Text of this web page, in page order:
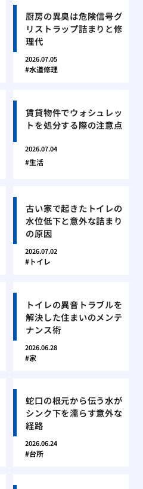
厨房の異臭は危険信号グ
リストラップ詰まりと修
理代
2026.07.05
水道修理
賃貸物件でウォシュレッ
トを処分する際の注意点
2026.07.04
生活
古い家で起きたトイレの
水位低下と意外な詰まり
の原因
2026.07.02
トイレ
トイレの異音トラブルを
解決した住まいのメンテ
ナンス術
2026.06.28
家
蛇口の根元から伝う水が
シンク下を濡らす意外な
経路
2026.06.24
台所